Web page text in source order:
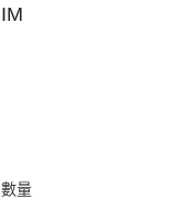
IM
數量